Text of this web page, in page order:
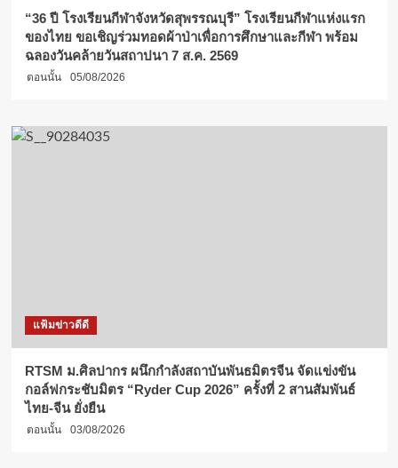
“36 ปี โรงเรียนกีฬาจังหวัดสุพรรณบุรี” โรงเรียนกีฬาแห่งแรก
ของไทย ขอเชิญร่วมทอดผ้าป่าเพื่อการศึกษาและกีฬา พร้อม
ฉลองวันคล้ายวันสถาปนา 7 ส.ค. 2569
ตอนนั้น 05/08/2026
แฟ้มข่าวดีดี
RTSM ม.ศิลปากร ผนึกกำลังสถาบันพันธมิตรจีน จัดแข่งขัน
กอล์ฟกระชับมิตร “Ryder Cup 2026” ครั้งที่ 2 สานสัมพันธ์
ไทย-จีน ยั่งยืน
ตอนนั้น 03/08/2026